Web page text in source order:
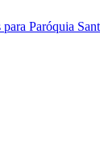
Paróquia